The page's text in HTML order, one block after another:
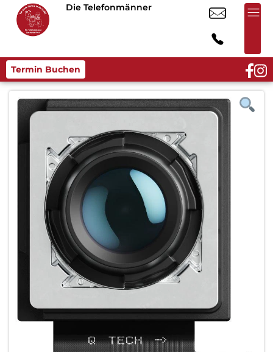
Die Telefonmänner
Termin Buchen